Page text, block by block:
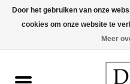
Door het gebruiken van onze
cookies om onze website te
Meer